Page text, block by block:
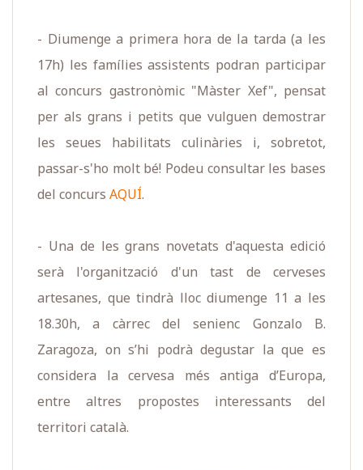
- Diumenge a primera hora de la tarda (a les
17h) les famílies assistents podran participar
al concurs gastronòmic "Màster Xef", pensat
per als grans i petits que vulguen demostrar
les seues habilitats culinàries i, sobretot,
passar-s'ho molt bé! Podeu consultar les bases
del concurs AQUÍ.
- Una de les grans novetats d'aquesta edició
serà l'organització d'un tast de cerveses
artesanes, que tindrà lloc diumenge 11 a les
18.30h, a càrrec del senienc Gonzalo B.
Zaragoza, on s’hi podrà degustar la que es
considera la cervesa més antiga d’Europa,
entre altres propostes interessants del
territori català.